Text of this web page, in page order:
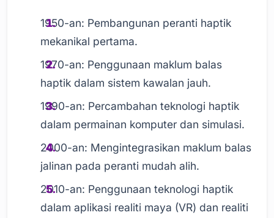
1950-an: Pembangunan peranti haptik
mekanikal pertama.
1970-an: Penggunaan maklum balas
haptik dalam sistem kawalan jauh.
1990-an: Percambahan teknologi haptik
dalam permainan komputer dan simulasi.
2000-an: Mengintegrasikan maklum balas
jalinan pada peranti mudah alih.
2010-an: Penggunaan teknologi haptik
dalam aplikasi realiti maya (VR) dan realiti